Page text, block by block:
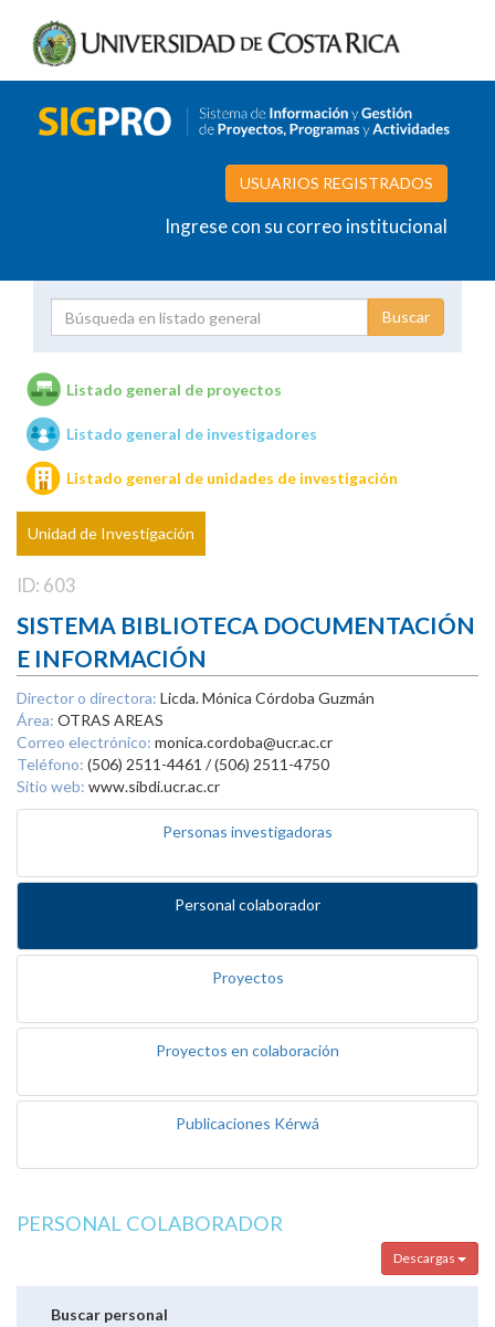
USUARIOS REGISTRADOS
Ingrese con su correo institucional
Unidades de investigación
Listado general de proyectos
Listado general de investigadores
Listado general de unidades de investigación
Unidad de Investigación
ID: 603
SISTEMA BIBLIOTECA DOCUMENTACIÓN
E INFORMACIÓN
Director o directora: Licda. Mónica Córdoba Guzmán
Área: OTRAS AREAS
Correo electrónico: monica.cordoba@ucr.ac.cr
Teléfono: (506) 2511-4461 / (506) 2511-4750
Sitio web: www.sibdi.ucr.ac.cr
Personas investigadoras
Personal colaborador
Proyectos
Proyectos en colaboración
Publicaciones Kérwá
PERSONAL COLABORADOR
Descargas
Buscar personal